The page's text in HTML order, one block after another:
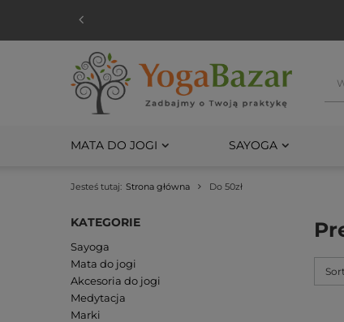
MATA DO JOGI SAYOGA
Jesteś tutaj: Strona główna Do 50zł
KATEGORIE
Sayoga
Mata do jogi
Akcesoria do jogi
Medytacja
Marki